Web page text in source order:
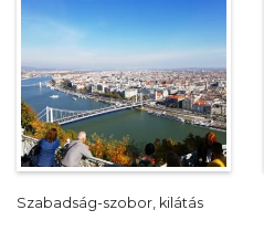
Szabadság-szobor, kilátás